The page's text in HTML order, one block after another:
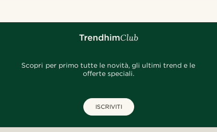
Scopri per primo tutte le novità, gli ultimi trend e le
offerte speciali.
ISCRIVITI